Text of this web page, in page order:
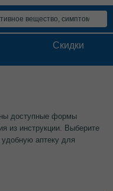
Скидки
доступные формы
из инструкции. Выберите
удобную аптеку для